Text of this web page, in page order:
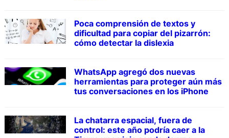
Poca comprensión de textos y
dificultad para copiar del pizarrón:
cómo detectar la dislexia
WhatsApp agregó dos nuevas
herramientas para proteger aún más
tus conversaciones en los iPhone
La chatarra espacial, fuera de
control: este año podría caer a la